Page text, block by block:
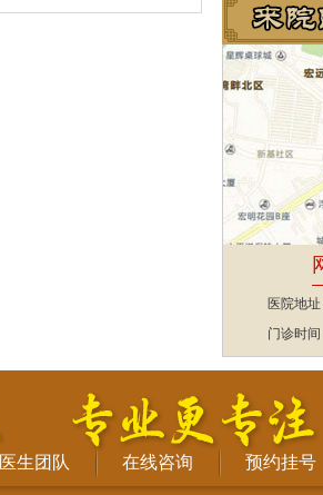
医院地
门诊时
医生团队 在线咨询 预约挂号